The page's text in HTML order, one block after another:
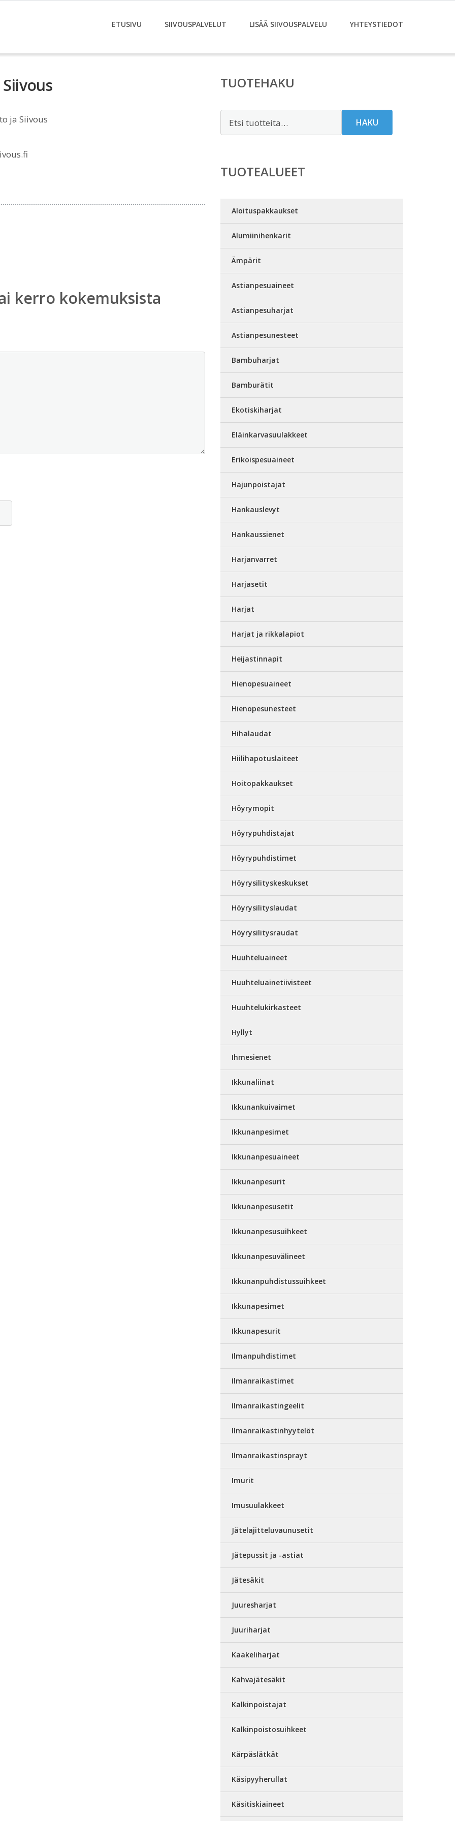
ETUSIVU SIIVOUSPALVELUT LISÄÄ SIIVOUSPALVELU YHTEYSTIEDOT
ja Siivous
kerro kokemuksista
TUOTEHAKU
HAKU
TUOTEALUEET
Aloituspakkaukset
Alumiinihenkarit
Ämpärit
Astianpesuaineet
Astianpesuharjat
Astianpesunesteet
Bambuharjat
Bamburätit
Ekotiskiharjat
Eläinkarvasuulakkeet
Erikoispesuaineet
Hajunpoistajat
Hankauslevyt
Hankaussienet
Harjanvarret
Harjasetit
Harjat
Harjat ja rikkalapiot
Heijastinnapit
Hienopesuaineet
Hienopesunesteet
Hihalaudat
Hiilihapotuslaiteet
Hoitopakkaukset
Höyrymopit
Höyrypuhdistajat
Höyrypuhdistimet
Höyrysilityskeskukset
Höyrysilityslaudat
Höyrysilitysraudat
Huuhteluaineet
Huuhteluainetiivisteet
Huuhtelukirkasteet
Hyllyt
Ihmesienet
Ikkunaliinat
Ikkunankuivaimet
Ikkunanpesimet
Ikkunanpesuaineet
Ikkunanpesurit
Ikkunanpesusetit
Ikkunanpesusuihkeet
Ikkunanpesuvälineet
Ikkunanpuhdistussuihkeet
Ikkunapesimet
Ikkunapesurit
Ilmanpuhdistimet
Ilmanraikastimet
Ilmanraikastingeelit
Ilmanraikastinhyytelöt
Ilmanraikastinsprayt
Imurit
Imusuulakkeet
Jätelajitteluvaunusetit
Jätepussit ja -astiat
Jätesäkit
Juuresharjat
Juuriharjat
Kaakeliharjat
Kahvajätesäkit
Kalkinpoistajat
Kalkinpoistosuihkeet
Kärpäslätkät
Käsipyyherullat
Käsitiskiaineet